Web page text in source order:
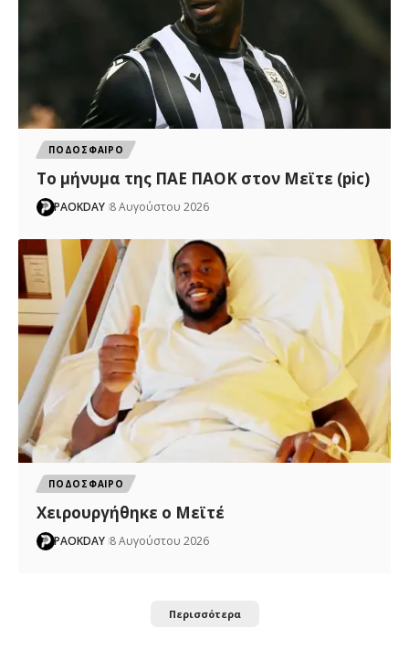
ΠΟΔΟΣΦΑΙΡΟ
Το μήνυμα της ΠΑΕ ΠΑΟΚ στον Μεϊτε (pic)
PAOKDAY 8 Αυγούστου 2026
ΠΟΔΟΣΦΑΙΡΟ
Χειρουργήθηκε ο Μεϊτέ
PAOKDAY 8 Αυγούστου 2026
Περισσότερα